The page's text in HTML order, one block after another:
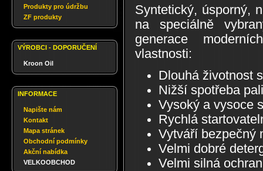
Produkty pro údržbu
ZF produkty
VÝROBCI - DOPORUČENÍ
Kroon Oil
INFORMACE
Napište nám
Kontakt
Mapa stránek
Obchodní podmínky
Akční nabídka
VELKOOBCHOD
Syntetický, úsporný,
na speciálně
generace
vlastnosti:
Dlouhá životnost
Nižší spotřeba
Vysoký a vysoce
Rychlá
Vytváří bezpečný
Velmi dobré
Velmi silná